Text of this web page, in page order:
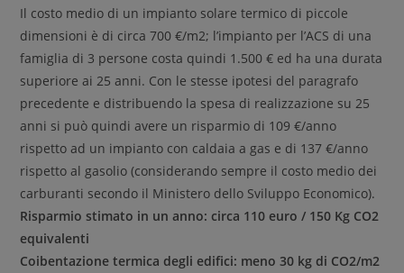
Il costo medio di un impianto solare termico di piccole
dimensioni è di circa 700 €/m2; l’impianto per l’ACS di una
famiglia di 3 persone costa quindi 1.500 € ed ha una durata
superiore ai 25 anni. Con le stesse ipotesi del paragrafo
precedente e distribuendo la spesa di realizzazione su 25
anni si può quindi avere un risparmio di 109 €/anno
rispetto ad un impianto con caldaia a gas e di 137 €/anno
rispetto al gasolio (considerando sempre il costo medio dei
carburanti secondo il Ministero dello Sviluppo Economico).
Risparmio stimato in un anno: circa 110 euro / 150 Kg CO2
equivalenti
Coibentazione termica degli edifici: meno 30 kg di CO2/m2